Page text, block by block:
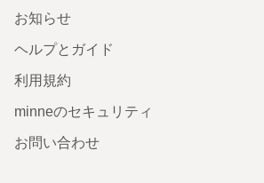
お知らせ
ヘルプとガイド
利用規約
minneのセキュリティ
お問い合わせ